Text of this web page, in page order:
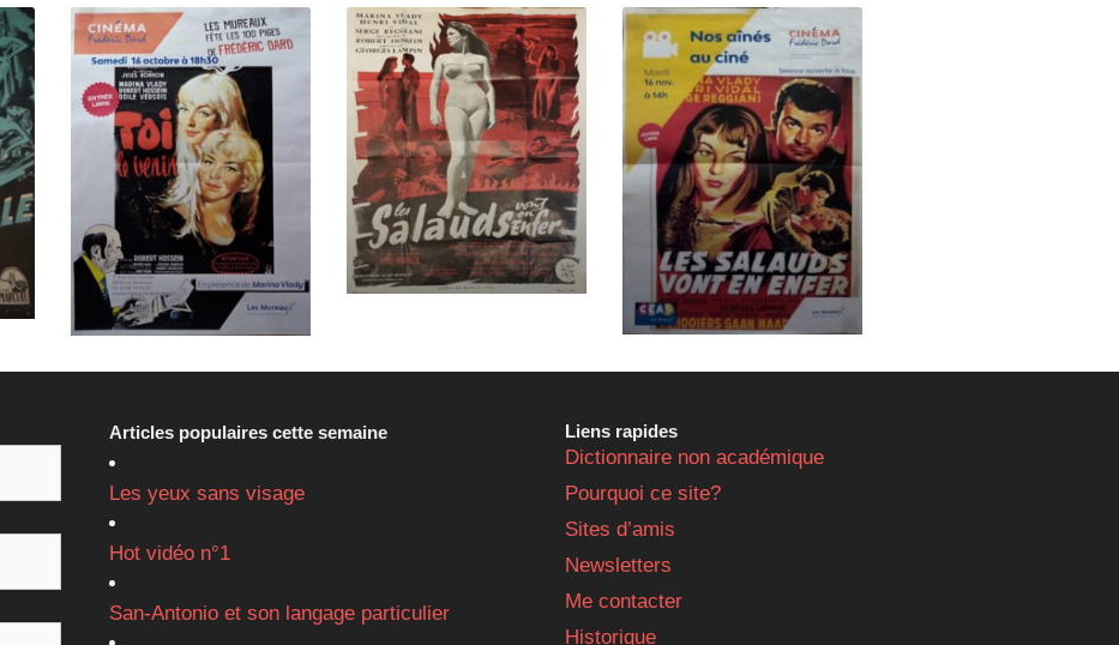
Articles populaires cette semaine
Les yeux sans visage
Hot vidéo n°1
San-Antonio et son langage particulier
Liens rapides
Dictionnaire non académique
Pourquoi ce site?
Sites d’amis
Newsletters
Me contacter
Historique